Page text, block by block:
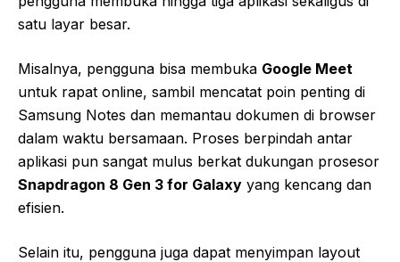
satu layar besar.
Misalnya, pengguna bisa membuka Google Meet
untuk rapat online, sambil mencatat poin penting di
Samsung Notes dan memantau dokumen di browser
dalam waktu bersamaan. Proses berpindah antar
aplikasi pun sangat mulus berkat dukungan prosesor
Snapdragon 8 Gen 3 for Galaxy yang kencang dan
efisien.
Selain itu, pengguna juga dapat menyimpan layout